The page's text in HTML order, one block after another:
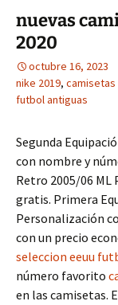
nuevas
2020
octubre 16, 2023
nike 2019,
futbol antiguas
Segunda
con nombre y
Retro 2005/06
gratis. Primera
Personalización
con un precio
seleccion eeuu
número favorito
en las camisetas.